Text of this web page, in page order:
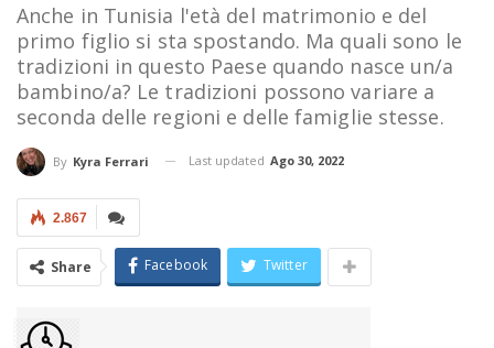
Anche in Tunisia l'età del matrimonio e del
primo figlio si sta spostando. Ma quali sono le
tradizioni in questo Paese quando nasce un/a
bambino/a? Le tradizioni possono variare a
seconda delle regioni e delle famiglie stesse.
By Kyra Ferrari Last updated Ago 30, 2022
2.867
Share Facebook Twitter